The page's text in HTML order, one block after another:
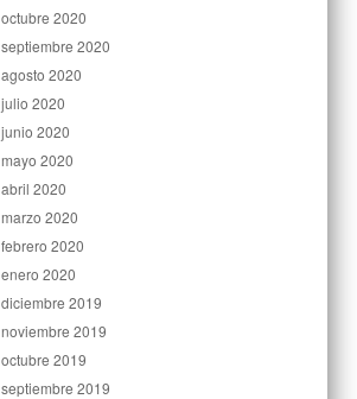
octubre 2020
septiembre 2020
agosto 2020
julio 2020
junio 2020
mayo 2020
abril 2020
marzo 2020
febrero 2020
enero 2020
diciembre 2019
noviembre 2019
octubre 2019
septiembre 2019